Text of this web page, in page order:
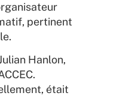
pertinent
Hanlon,
était